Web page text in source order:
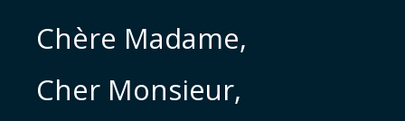
Chère Madame,
Cher Monsieur,